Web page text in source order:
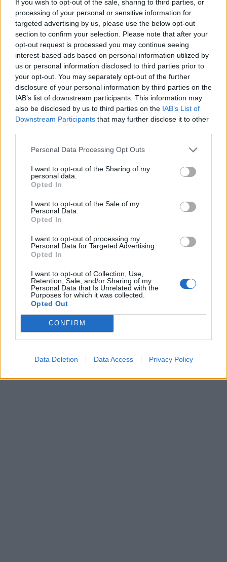
If you wish to opt-out of the sale, sharing to third parties, or
processing of your personal or sensitive information for
targeted advertising by us, please use the below opt-out
section to confirm your selection. Please note that after your
opt-out request is processed you may continue seeing
interest-based ads based on personal information utilized by
us or personal information disclosed to third parties prior to
your opt-out. You may separately opt-out of the further
disclosure of your personal information by third parties on the
IAB’s list of downstream participants. This information may
also be disclosed by us to third parties on the IAB’s List of
Downstream Participants that may further disclose it to other
Personal Data Processing Opt Outs
I want to opt-out of the Sharing of my
personal data.
Opted In
I want to opt-out of the Sale of my
Personal Data.
Opted In
I want to opt-out of processing my
Personal Data for Targeted Advertising.
Opted In
I want to opt-out of Collection, Use,
Retention, Sale, and/or Sharing of my
Personal Data that Is Unrelated with the
Purposes for which it was collected.
Opted Out
CONFIRM
Data Deletion Data Access Privacy Policy
Αριθμός Πιστοποίησης Μ.Η.Τ.242021
Site Map ΟΡΟΙ ΧΡΗΣΗΣ
ΤΑΥΤΟΤΗΤΑ
Πολιτική απορρήτου
Πληροφορίες α.27 Ν.5253/2025
Cookies
Copyright iatropedia© 2026